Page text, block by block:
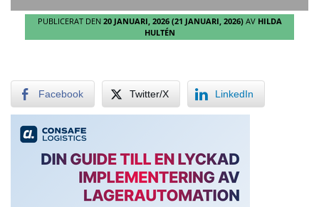
PUBLICERAT DEN 20 JANUARI, 2026(21 JANUARI, 2026) AV HILDA
HULTÉN
Facebook Twitter/X LinkedIn